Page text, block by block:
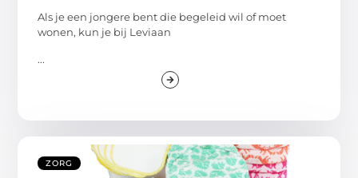
Als je een jongere bent die begeleid wil of moet
wonen, kun je bij Leviaan
...
ZORG